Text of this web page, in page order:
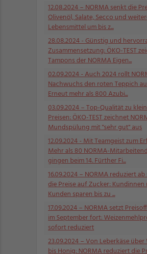
12.08.2024– NORMA senkt die
Olivenöl, Salate, Secco und
Lebensmittel um bis z...
28.08.2024- Günstig und
Zusammensetzung: ÖKO-TEST
Tampons der NORMA Eigen...
02.09.2024- Auch 2024 rollt
Nachwuchs den roten Teppich
Erneut mehr als 800 Azubi...
03.09.2024– Top-Qualität zu
Preisen: ÖKO-TEST zeichnet
Mundspülung mit "sehr gut" aus
12.09.2024- Mit Teamgeist zum
Mehr als 80 NORMA-
gingen beim 14. Fürther Fi...
16.09.2024– NORMA reduziert
die Preise auf Zucker:
Kunden sparen bis zu ...
17.09.2024– NORMA setzt
im September fort:
sofort reduziert
23.09.2024– Von Leberkäse
bis Honig: NORMA reduziert die